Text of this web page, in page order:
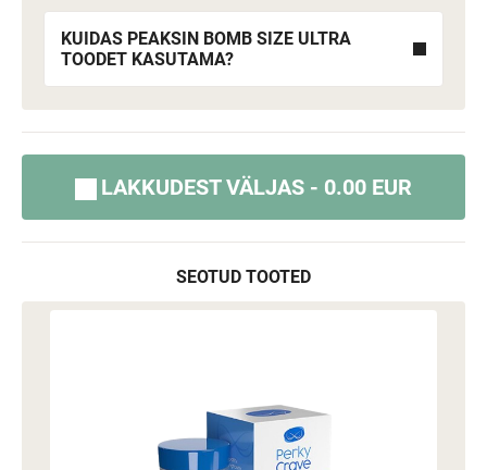
KUIDAS PEAKSIN BOMB SIZE ULTRA
TOODET KASUTAMA?
LAKKUDEST VÄLJAS - 0.00 EUR
SEOTUD TOOTED